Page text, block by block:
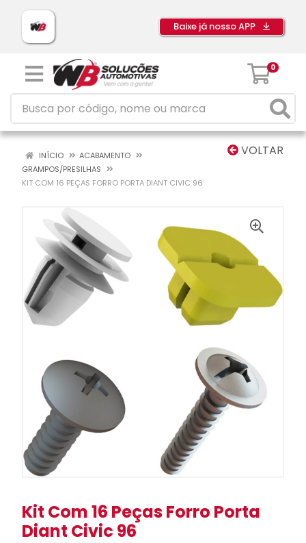
Baixe já nosso APP
0
VOLTAR
INÍCIO
ACABAMENTO
GRAMPOS/PRESILHAS
KIT COM 16 PEÇAS FORRO PORTA DIANT CIVIC 96
Kit Com 16 Peças Forro Porta
Diant Civic 96